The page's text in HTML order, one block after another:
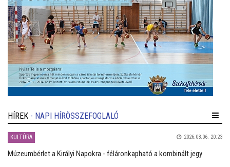
HÍREK - NAPI HÍRÖSSZEFOGLALÓ
KULTÚRA 2026.08.06. 20:23
Múzeumbérlet a Királyi Napokra - féláronkapható a kombinált jegy